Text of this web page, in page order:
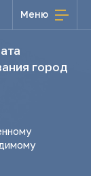
Меню
город